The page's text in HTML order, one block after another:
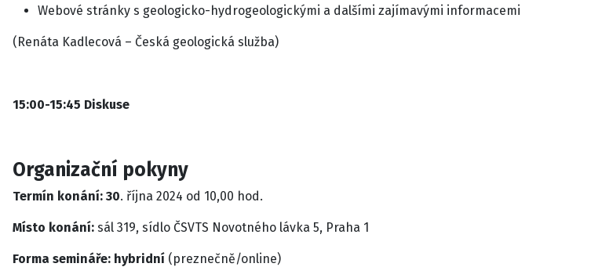
Webové stránky s geologicko-hydrogeologickými a dalšími zajímavými informacemi
(Renáta Kadlecová – Česká geologická služba)
15:00-15:45 Diskuse
Organizační pokyny
Termín konání: 30. října 2024 od 10,00 hod.
Místo konání: sál 319, sídlo ČSVTS Novotného lávka 5, Praha 1
Forma semináře: hybridní (preznečně/online)